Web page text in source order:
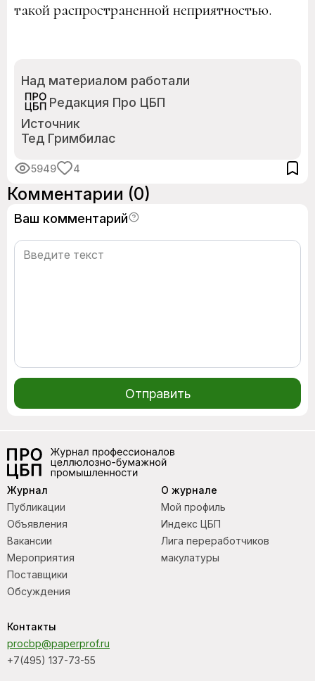
такой распространенной неприятностью.
Над материалом работали
Редакция Про ЦБП
Источник
Тед Гримбилас
5949 4
Комментарии (0)
Ваш комментарий
Отправить
Контакты
procbp@paperprof.ru
+7(495) 137-73-55
О журнале
Мой профиль
Индекс ЦБП
Лига переработчиков
макулатуры
Журнал
Публикации
Объявления
Вакансии
Мероприятия
Поставщики
Обсуждения